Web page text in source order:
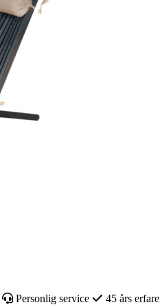
Personlig service
45 års